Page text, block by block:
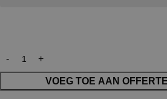
VOEG TOE AAN